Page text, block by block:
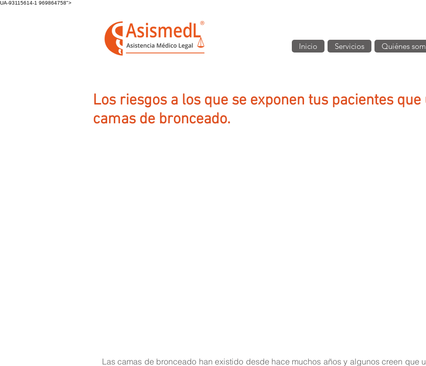
UA-93115614-1 969864758">
Inicio Servicios Quiénes
Los riesgos a los que se exponen tus pacientes que
camas de bronceado.
Las camas de bronceado han existido desde hace muchos años y algunos creen que